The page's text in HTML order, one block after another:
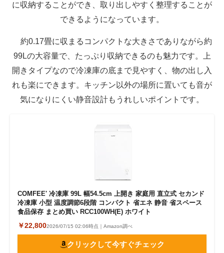
に収納することができ、取り出しやすく整理することが
できるようになっています。
約0.17畳に収まるコンパクトな大きさでありながら約
99Lの大容量で、たっぷり収納できるのも魅力です。上
開きタイプなので冷凍庫の底まで見やすく、物の出し入
れも楽にできます。キッチン以外の場所に置いても音が
気になりにくい静音設計もうれしいポイントです。
COMFEE' 冷凍庫 99L 幅54.5cm 上開き 家庭用 直立式 セカンド
冷凍庫 小型 温度調節6段階 コンパクト 省エネ 静音 省スペース
食品保存 まとめ買い RCC100WH(E) ホワイト
￥22,8002026/07/15 02:06時点｜Amazon調べ
クリックして今すぐチェック